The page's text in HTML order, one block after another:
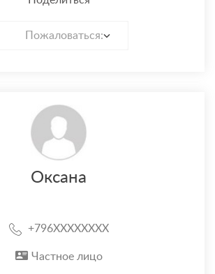
Пожаловаться:
Оксана
+796XXXXXXXX
Частное лицо